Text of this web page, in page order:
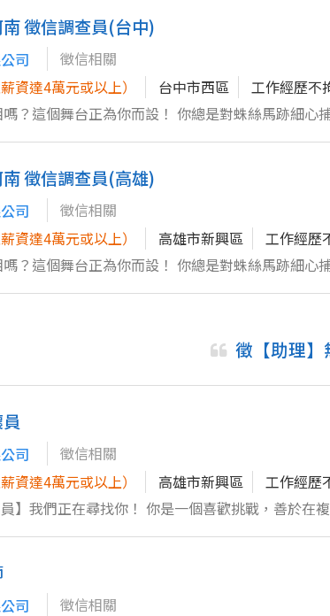
徵信調查員(台中)
司
徵信相關
資達4萬元或以上）
台中市西區 工作經歷不
？這個舞台正為你而設！ 你總是對蛛絲馬跡細
調節，面對多重挑戰 🌟 我們需要你的冷靜與細心
了嗎？ 聯絡人:李主任 賴a5538799
徵信調查員(高雄)
司
徵信相關
資達4萬元或以上）
高雄市新興區 工作經歷
？這個舞台正為你而設！ 你總是對蛛絲馬跡細
熟練處理財務分析與資料收集，打造精準報告 4.
刻了嗎？ 聯絡人:李主任 賴a5538799 徵【助理
司
徵信相關
資達4萬元或以上）
高雄市新興區 工作經歷
挑戰，善於在複雜情況中找到突破口的人嗎？這份特別的工作適合熱衷
協助客戶明智決策。 4. 通曉相關法
法、合規，遠離法律紛爭。 5. 擅長編撰綜合報告，將調查結果和證據整理成條理清晰的成
司
徵信相關